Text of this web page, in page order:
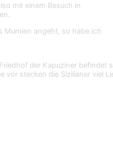
mit einem Besuch in
Mumien angeht, so habe ich
der Kapuziner befindet
vor stecken die Sizilianer viel